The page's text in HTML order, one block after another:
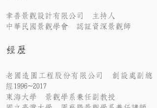
聿善景觀設計有限公司 主持人
中華民國景觀學會 認証資深景觀師
經歷
老圃造園工程股份有限公司 創設處副總
經1996~2017
東海大學 景觀學系兼任副教授